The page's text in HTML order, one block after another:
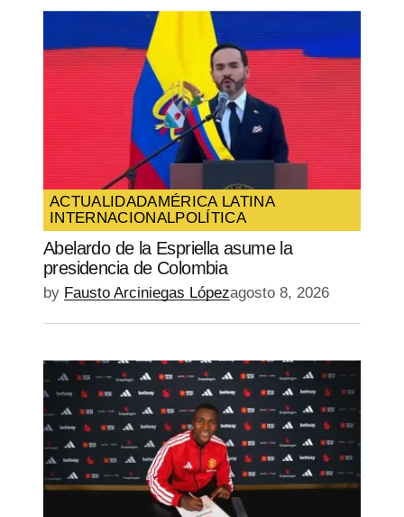
ACTUALIDADAMÉRICA LATINA
INTERNACIONALPOLÍTICA
Abelardo de la Espriella asume la
presidencia de Colombia
by Fausto Arciniegas Lópezagosto 8, 2026